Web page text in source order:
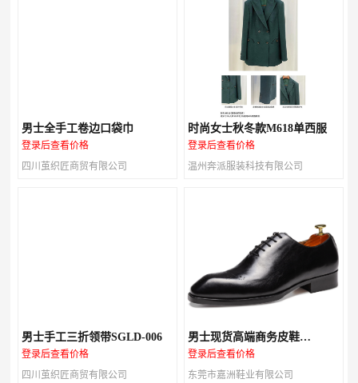
男士全手工卷边口袋巾
登录后查看价格
四川茧织匠商贸有限公司
时尚女士秋冬款M618单西服
登录后查看价格
温州奔派服装科技有限公司
男士手工三折领带SGLD-006
登录后查看价格
四川茧织匠商贸有限公司
男士现货高端商务皮鞋
M147A03
登录后查看价格
东莞市嘉洲鞋业有限公司